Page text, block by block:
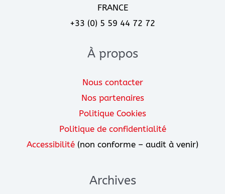
FRANCE
+33 (0) 5 59 44 72 72
À propos
Nous contacter
Nos partenaires
Politique Cookies
Politique de confidentialité
Accessibilité (non conforme – audit à venir)
Archives